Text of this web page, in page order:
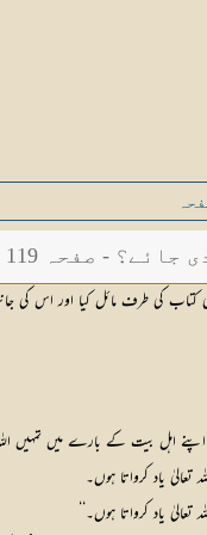
- صفحہ 119
کتاب کی طرف مائل کیا اور اس کی
اہل بیت کے بارے میں تمہیں اللہ
یاد کرواتا ہوں۔
یاد کرواتا ہوں۔‘‘